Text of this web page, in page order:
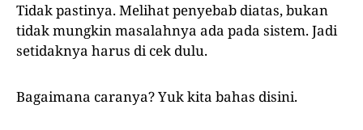
Tidak pastinya. Melihat penyebab diatas, bukan
tidak mungkin masalahnya ada pada sistem. Jadi
setidaknya harus di cek dulu.
Bagaimana caranya? Yuk kita bahas disini.